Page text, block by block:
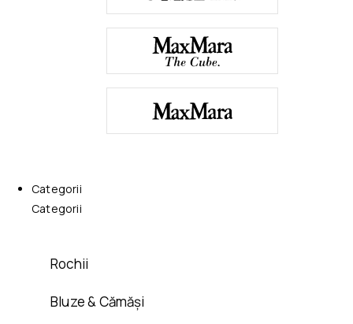
Categorii
Categorii
Rochii
Bluze & Cămăși